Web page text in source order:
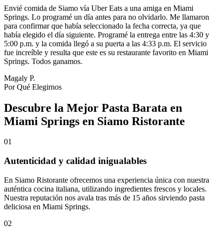
Envié comida de Siamo vía Uber Eats a una amiga en Miami
Springs. Lo programé un día antes para no olvidarlo. Me llamaron
para confirmar que había seleccionado la fecha correcta, ya que
había elegido el día siguiente. Programé la entrega entre las 4:30 y
5:00 p.m. y la comida llegó a su puerta a las 4:33 p.m. El servicio
fue increíble y resulta que este es su restaurante favorito en Miami
Springs. Todos ganamos.
Magaly P.
Por Qué Elegirnos
Descubre la Mejor Pasta Barata en
Miami Springs en Siamo Ristorante
01
Autenticidad y calidad inigualables
En Siamo Ristorante ofrecemos una experiencia única con nuestra
auténtica cocina italiana, utilizando ingredientes frescos y locales.
Nuestra reputación nos avala tras más de 15 años sirviendo pasta
deliciosa en Miami Springs.
02